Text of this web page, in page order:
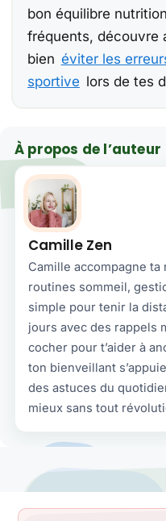
bon équilibre
fréquents, découvre
bien éviter les
sportive lors de tes
À propos de l’auteur
Camille Zen
Camille accompagne
routines sommeil,
simple pour tenir la
jours avec des rappels
cocher pour t’aider à
ton bienveillant
des astuces du
mieux sans tout